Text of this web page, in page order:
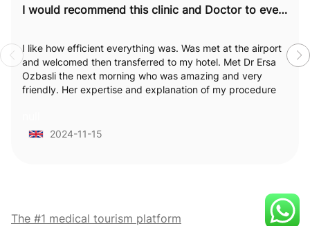
I would recommend this clinic and Doctor to everyone.
I like how efficient everything was. Was met at the airport
and welcomed then transferred to my hotel. Met Dr Ersa
Ozbasli the next morning who was amazing and very
friendly. Her expertise and explanation of my procedure
in detail which I loved . Staff were attentive and available.
2024-11-15
The #1 medical tourism platform